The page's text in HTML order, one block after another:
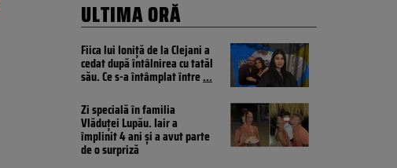
ULTIMA ORĂ
Fiica lui Ioniță de la Clejani a
cedat după întâlnirea cu tatăl
său. Ce s-a întâmplat între...
Zi specială în familia
Vlăduței Lupău. Iair a
împlinit 4 ani și a avut parte
de o surpriză